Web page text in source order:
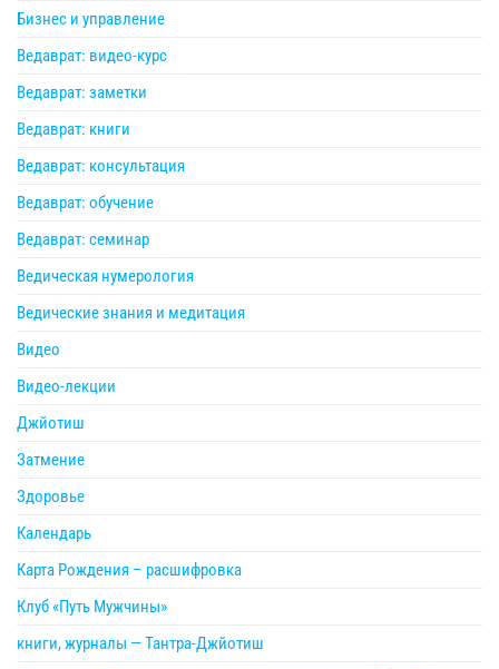
Бизнес и управление
Ведаврат: видео-курс
Ведаврат: заметки
Ведаврат: книги
Ведаврат: консультация
Ведаврат: обучение
Ведаврат: семинар
Ведическая нумерология
Ведические знания и медитация
Видео
Видео-лекции
Джйотиш
Затмение
Здоровье
Календарь
Карта Рождения – расшифровка
Клуб «Путь Мужчины»
книги, журналы — Тантра-Джйотиш